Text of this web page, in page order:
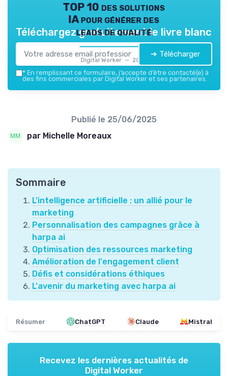
TOP 10 des solutions
IA pour générer des
leads de qualité
Digital Worker — 2026
Téléchargez gratuitement le livre blanc
➔ Télécharger
* En remplissant ce formulaire, j’accepte d’être contacté(e) à
des fins commerciales par Digital Worker et ses partenaires.
Publié le 25/06/2025
par Michelle Moreaux
Sommaire
L'intelligence artificielle : un allié pour le
marketing
Personnalisation des campagnes grâce à
harpa ai
Optimisation des ressources marketing
Amélioration de l'engagement client
Défis et considérations éthiques
L'avenir du marketing avec harpa ai
Résumer ChatGPT Claude Mistral
Recevez les dernières actualités de
Digital Worker